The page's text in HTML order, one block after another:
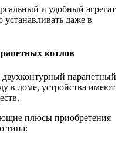
и удобный агрегат
даже в
котлов
двухконтурный парапетный
в доме, устройства имеют
плюсы приобретения
типа: